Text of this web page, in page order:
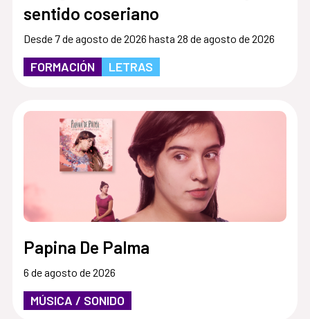
sentido coseriano
Desde 7 de agosto de 2026 hasta 28 de agosto de 2026
FORMACIÓN LETRAS
Papina De Palma
6 de agosto de 2026
MÚSICA / SONIDO